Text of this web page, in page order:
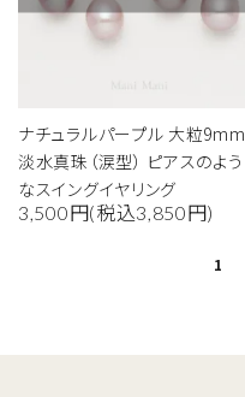
ナチュラルパープル 大粒9mm
淡水真珠（涙型） ピアスのよう
なスイングイヤリング
3,500円(税込3,850円)
1
カテゴリー